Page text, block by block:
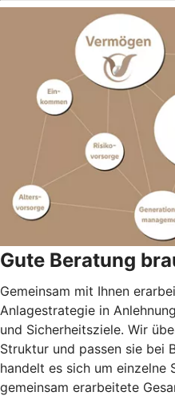
Gute Beratung
Gemeinsam mit Ihnen
Anlagestrategie in
und Sicherheitsziele. Wir
Struktur und passen sie bei
handelt es sich um einzelne
gemeinsam erarbeitete